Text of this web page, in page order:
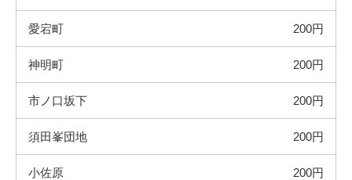
愛宕町 200円
神明町 200円
市ノ口坂下 200円
須田峯団地 200円
小佐原 200円